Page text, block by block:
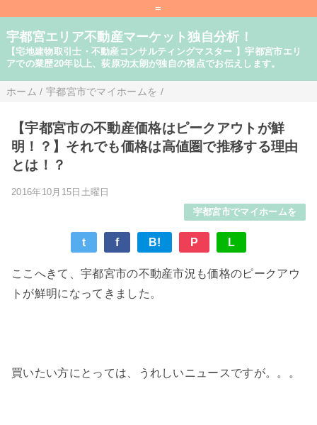
=
宇都宮エリア不動産マーケット独自分析！
【宅地建物取引士・不動産コンサルティングマスター 】宇都宮市エリ
アでの業歴20年以上、荻原功太朗が独自の視点でお伝えします。
ホーム / 宇都宮市でマイホームを /
【宇都宮市の不動産価格はピークアウトが鮮
明！？】それでも価格は高値圏で推移する理由
とは！？
2016年10月15日土曜日
宇都宮市でマイホームを
t f B! P L
ここへきて、宇都宮市の不動産市況も価格のピークアウ
トが鮮明になってきました。
買いたい方にとっては、うれしいニュースですが。。。